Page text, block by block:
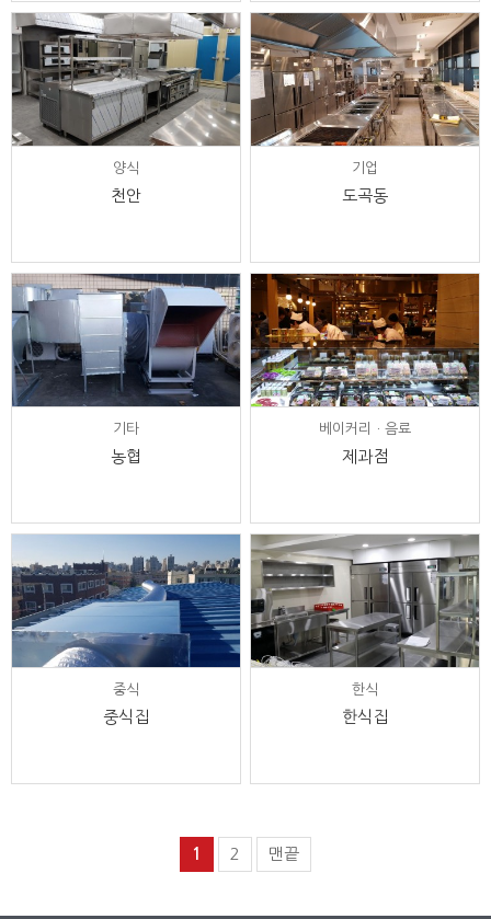
양식
천안
기업
도곡동
기타
농협
베이커리ㆍ음료
제과점
중식
중식집
한식
한식집
1 2 맨끝